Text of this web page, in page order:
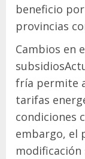
beneficio
provincias
Cambios en
fría permite
tarifas
condiciones
embargo, el
modificación